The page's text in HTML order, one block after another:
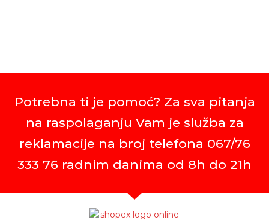
Potrebna ti je pomoć? Za sva pitanja
na raspolaganju Vam je služba za
reklamacije na broj telefona 067/76
333 76 radnim danima od 8h do 21h